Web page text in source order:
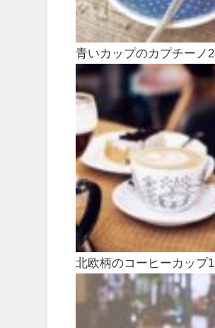
青いカップのカプチーノ2
北欧柄のコーヒーカップ1